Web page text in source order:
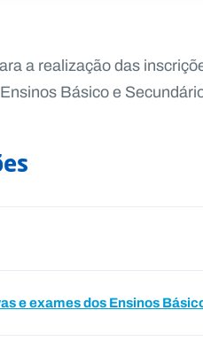
a realização das
Básico e
e exames dos Ensinos